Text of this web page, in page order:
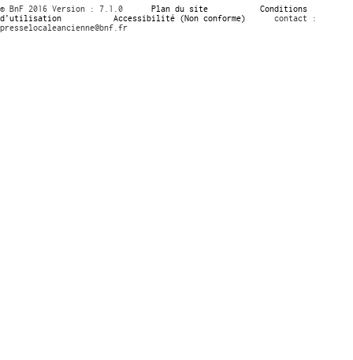
© BnF 2016 Version : 7.1.0 Plan du site
Conditions
d’utilisation
Accessibilité (Non conforme)
contact :
presselocaleancienne@bnf.fr